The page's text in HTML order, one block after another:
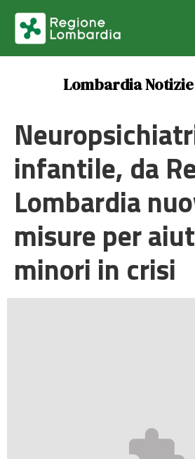
Lombardia Notizie
infantile, da
Lombardia
misure per
minori in crisi